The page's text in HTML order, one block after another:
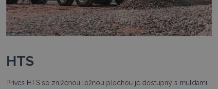
HTS
Príves HTS so zníženou ložnou plochou je dostupný s muldami